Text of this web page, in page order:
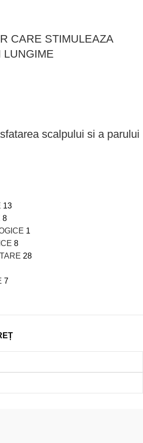
13
8
1
8
28
7
CARE STIMULEAZA
LUNGIME
scalpului si a parului